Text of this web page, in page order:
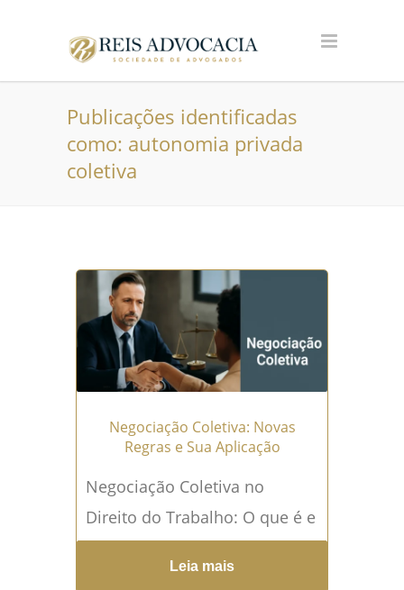
Publicações identificadas
como: autonomia privada
coletiva
Negociação Coletiva: Novas
Regras e Sua Aplicação
Negociação Coletiva no
Direito do Trabalho: O que é e
Importância A negociação
coletiva é um processo formal
Leia mais